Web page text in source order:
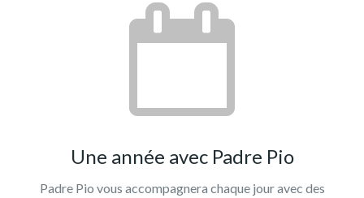
Une année avec Padre Pio
Padre Pio vous accompagnera chaque jour avec des